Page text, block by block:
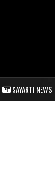
SAYARTI NEWS